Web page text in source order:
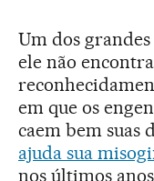
Um dos
ele não
em que os
caem bem suas
ajuda sua
nos últimos